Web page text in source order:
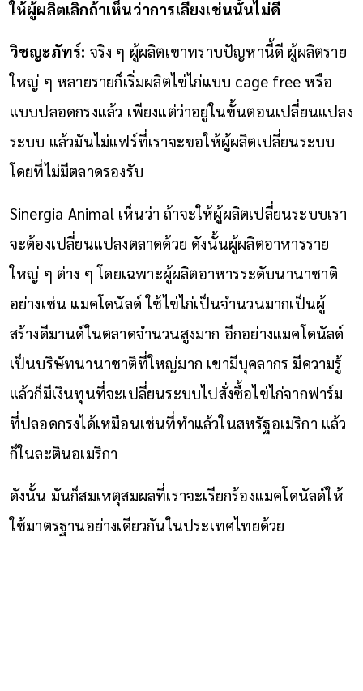
ให้ผู้ผลิตเลิกถ้าเห็นว่าการเลี้ยงเช่นนั้นไม่ดี
วิชญะภัทร์: จริง ๆ ผู้ผลิตเขาทราบปัญหานี้ดี ผู้ผลิตราย
ใหญ่ ๆ หลายรายก็เริ่มผลิตไข่ไก่แบบ cage free หรือ
แบบปลอดกรงแล้ว เพียงแต่ว่าอยู่ในขั้นตอนเปลี่ยนแปลง
ระบบ แล้วมันไม่แฟร์ที่เราจะขอให้ผู้ผลิตเปลี่ยนระบบ
โดยที่ไม่มีตลาดรองรับ
Sinergia Animal เห็นว่า ถ้าจะให้ผู้ผลิตเปลี่ยนระบบเรา
จะต้องเปลี่ยนแปลงตลาดด้วย ดังนั้นผู้ผลิตอาหารราย
ใหญ่ ๆ ต่าง ๆ โดยเฉพาะผู้ผลิตอาหารระดับนานาชาติ
อย่างเช่น แมคโดนัลด์ ใช้ไข่ไก่เป็นจำนวนมากเป็นผู้
สร้างดีมานด์ในตลาดจำนวนสูงมาก อีกอย่างแมคโดนัลด์
เป็นบริษัทนานาชาติที่ใหญ่มาก เขามีบุคลากร มีความรู้
แล้วก็มีเงินทุนที่จะเปลี่ยนระบบไปสั่งซื้อไข่ไก่จากฟาร์ม
ที่ปลอดกรงได้เหมือนเช่นที่ทำแล้วในสหรัฐอเมริกา แล้ว
ก็ในละตินอเมริกา
ดังนั้น มันก็สมเหตุสมผลที่เราจะเรียกร้องแมคโดนัลด์ให้
ใช้มาตรฐานอย่างเดียวกันในประเทศไทยด้วย